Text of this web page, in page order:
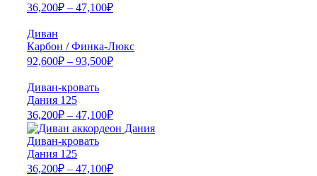
36,200₽ – 47,100₽
Диван
Карбон / Финка-Люкс
92,600₽ – 93,500₽
Диван-кровать
Дания 125
36,200₽ – 47,100₽
Диван-кровать
Дания 125
36,200₽ – 47,100₽